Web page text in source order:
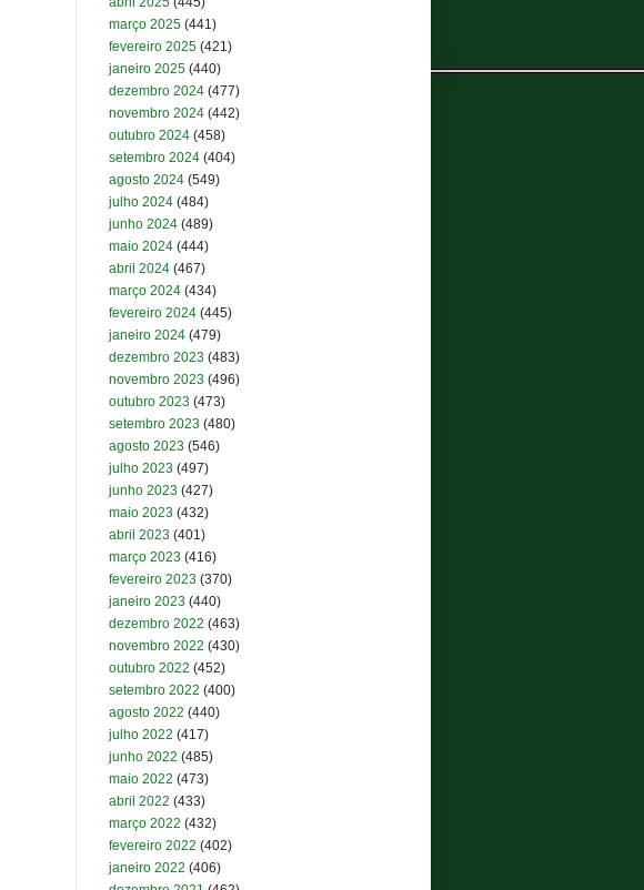
março 2025 (441)
fevereiro 2025 (421)
janeiro 2025 (440)
dezembro 2024 (477)
novembro 2024 (442)
outubro 2024 (458)
setembro 2024 (404)
agosto 2024 (549)
julho 2024 (484)
junho 2024 (489)
maio 2024 (444)
abril 2024 (467)
março 2024 (434)
fevereiro 2024 (445)
janeiro 2024 (479)
dezembro 2023 (483)
novembro 2023 (496)
outubro 2023 (473)
setembro 2023 (480)
agosto 2023 (546)
julho 2023 (497)
junho 2023 (427)
maio 2023 (432)
abril 2023 (401)
março 2023 (416)
fevereiro 2023 (370)
janeiro 2023 (440)
dezembro 2022 (463)
novembro 2022 (430)
outubro 2022 (452)
setembro 2022 (400)
agosto 2022 (440)
julho 2022 (417)
junho 2022 (485)
maio 2022 (473)
abril 2022 (433)
março 2022 (432)
fevereiro 2022 (402)
janeiro 2022 (406)